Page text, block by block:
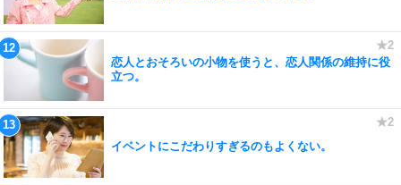
恋人とおそろいの小物を使うと、恋人関係の維持に役
立つ。
イベントにこだわりすぎるのもよくない。